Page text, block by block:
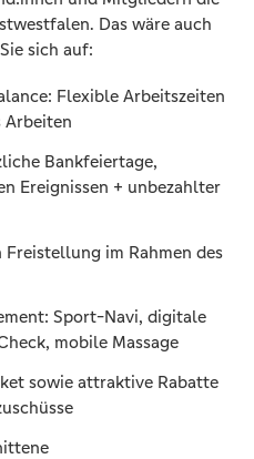
Das wäre auch
sich auf:
Flexible Arbeitszeiten
Arbeiten
Bankfeiertage,
Ereignissen + unbezahlter
im Rahmen des
Sport-Navi, digitale
mobile Massage
sowie attraktive Rabatte